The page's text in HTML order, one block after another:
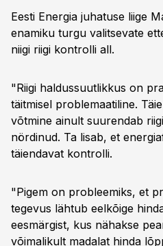
Eesti Energia juhatuse liige
enamiku turgu valitsevate
niigi riigi kontrolli all.
"Riigi haldussuutlikkus on
täitmisel problemaatiline.
võtmine ainult suurendab
nördinud. Ta lisab, et
täiendavat kontrolli.
"Pigem on probleemiks, et
tegevus lähtub eelkõige
eesmärgist, kus nähakse
võimalikult madalat hinda